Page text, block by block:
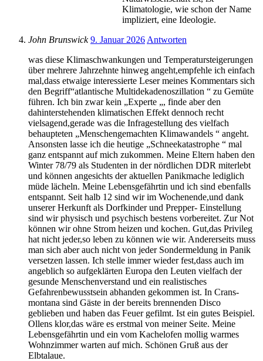
Klimatologie, wie schon der Name
impliziert, eine Ideologie.
John Brunswick 9. Januar 2026 Antworten
was diese Klimaschwankungen und Temperatursteigerungen
über mehrere Jahrzehnte hinweg angeht,empfehle ich einfach
mal,dass etwaige interessierte Leser meines Kommentars sich
den Begriff“atlantische Multidekadenoszillation “ zu Gemüte
führen. Ich bin zwar kein „Experte „, finde aber den
dahinterstehenden klimatischen Effekt dennoch recht
vielsagend,gerade was die Infragestellung des vielfach
behaupteten „Menschengemachten Klimawandels “ angeht.
Ansonsten lasse ich die heutige „Schneekatastrophe “ mal
ganz entspannt auf mich zukommen. Meine Eltern haben den
Winter 78/79 als Studenten in der nördlichen DDR miterlebt
und können angesichts der aktuellen Panikmache lediglich
müde lächeln. Meine Lebensgefährtin und ich sind ebenfalls
entspannt. Seit halb 12 sind wir im Wochenende,und dank
unserer Herkunft als Dorfkinder und Prepper- Einstellung
sind wir physisch und psychisch bestens vorbereitet. Zur Not
können wir ohne Strom heizen und kochen. Gut,das Privileg
hat nicht jeder,so leben zu können wie wir. Andererseits muss
man sich aber auch nicht von jeder Sondermeldung in Panik
versetzen lassen. Ich stelle immer wieder fest,dass auch im
angeblich so aufgeklärten Europa den Leuten vielfach der
gesunde Menschenverstand und ein realistisches
Gefahrenbewusstsein abhanden gekommen ist. In Crans-
montana sind Gäste in der bereits brennenden Disco
geblieben und haben das Feuer gefilmt. Ist ein gutes Beispiel.
Ollens klor,das wäre es erstmal von meiner Seite. Meine
Lebensgefährtin und ein vom Kachelofen mollig warmes
Wohnzimmer warten auf mich. Schönen Gruß aus der
Elbtalaue.